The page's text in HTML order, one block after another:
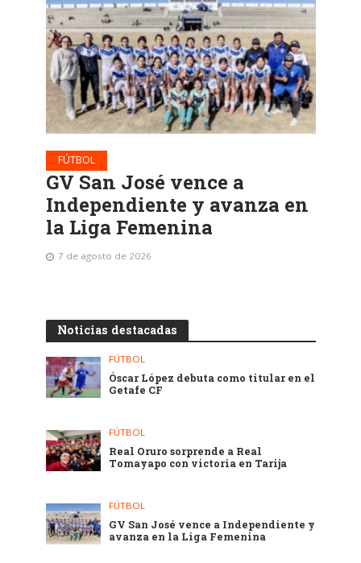
FÚTBOL
GV San José vence a
Independiente y avanza en
la Liga Femenina
7 de agosto de 2026
Noticias destacadas
FÚTBOL
Óscar López debuta como titular en el
Getafe CF
FÚTBOL
Real Oruro sorprende a Real
Tomayapo con victoria en Tarija
FÚTBOL
GV San José vence a Independiente y
avanza en la Liga Femenina